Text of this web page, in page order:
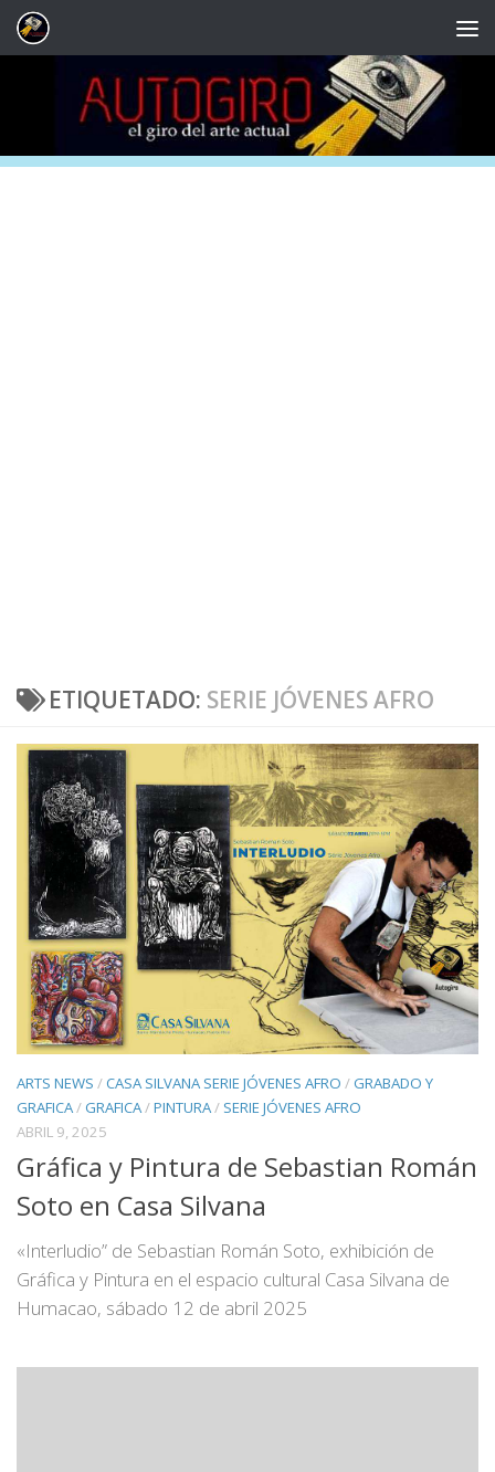
Saltar al contenido
ETIQUETADO: SERIE JÓVENES AFRO
ARTS NEWS /CASA SILVANA SERIE JÓVENES AFRO / GRABADO Y
GRAFICA/ GRAFICA/PINTURA/ SERIE JÓVENES AFRO
ABRIL 9, 2025
Gráfica y Pintura de Sebastian Román
Soto en Casa Silvana
«Interludio” de Sebastian Román Soto, exhibición de
Gráfica y Pintura en el espacio cultural Casa Silvana de
Humacao, sábado 12 de abril 2025